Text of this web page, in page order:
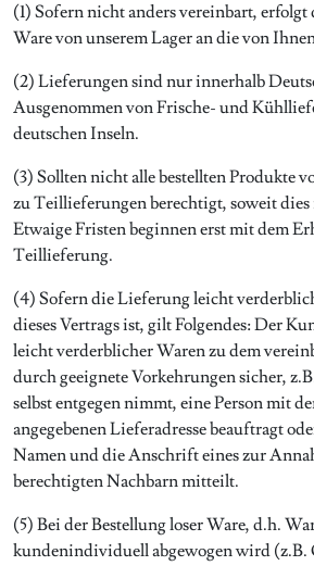
(1) Sofern nicht anders vereinbart,
Ware von unserem Lager an die von
(2) Lieferungen sind nur innerhalb
Ausgenommen von Frische- und
deutschen Inseln.
(3) Sollten nicht alle bestellten Produkte
zu Teillieferungen berechtigt, soweit
Etwaige Fristen beginnen erst mit dem
Teillieferung.
(4) Sofern die Lieferung leicht
dieses Vertrags ist, gilt Folgendes: Der
leicht verderblicher Waren zu dem
durch geeignete Vorkehrungen sicher,
selbst entgegen nimmt, eine Person mit
angegebenen Lieferadresse beauftragt
Namen und die Anschrift eines zur
berechtigten Nachbarn mitteilt.
(5) Bei der Bestellung loser Ware, d.h.
kundenindividuell abgewogen wird (z.B.